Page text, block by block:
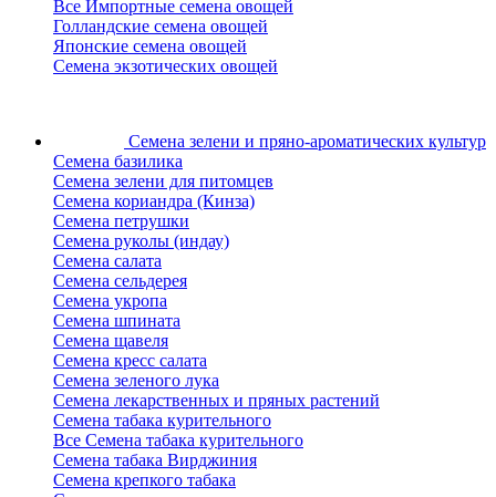
Все Импортные семена овощей
Голландские семена овощей
Японские семена овощей
Семена экзотических овощей
Семена зелени и пряно-ароматических культур
Семена базилика
Семена зелени для питомцев
Семена кориандра (Кинза)
Семена петрушки
Семена руколы (индау)
Семена салата
Семена сельдерея
Семена укропа
Семена шпината
Семена щавеля
Семена кресс салата
Семена зеленого лука
Семена лекарственных и пряных растений
Семена табака курительного
Все Семена табака курительного
Семена табака Вирджиния
Семена крепкого табака